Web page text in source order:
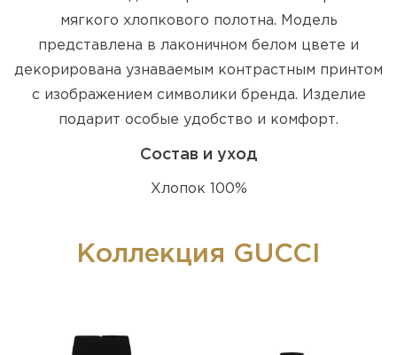
мягкого хлопкового полотна. Модель
представлена в лаконичном белом цвете и
декорирована узнаваемым контрастным принтом
с изображением символики бренда. Изделие
подарит особые удобство и комфорт.
Состав и уход
Хлопок 100%
Коллекция GUCCI